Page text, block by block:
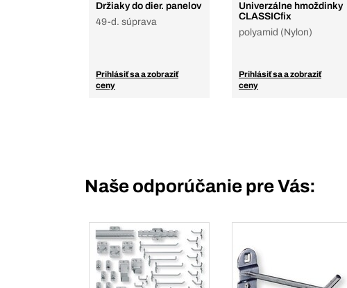
Držiaky do dier. panelov
49-d. súprava
Prihlásiť sa a zobraziť
ceny
Univerzálne hmoždinky
CLASSICfix
polyamid (Nylon)
Prihlásiť sa a zobraziť
ceny
Naše odporúčanie pre Vás: